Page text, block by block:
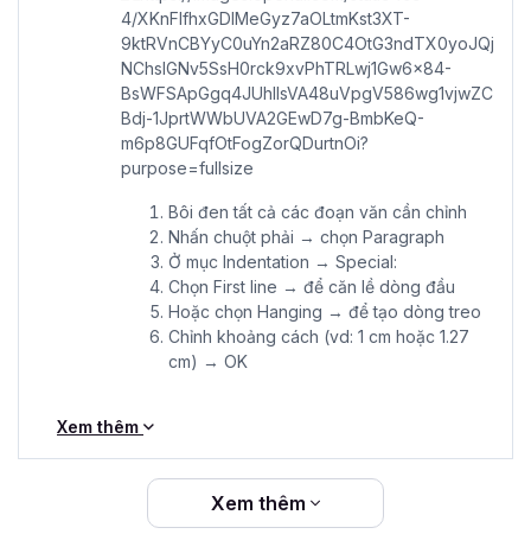
Bôi đen tất cả các đoạn văn cần chỉnh
Nhấn chuột phải → chọn Paragraph
Ở mục Indentation → Special:
Chọn First line → để căn lề dòng đầu
Hoặc chọn Hanging → để tạo dòng treo
Chỉnh khoảng cách (vd: 1 cm hoặc 1.27
cm) → OK
Xem thêm
Xem thêm